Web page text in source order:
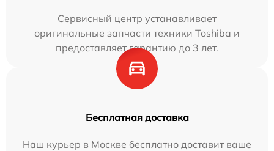
Сервисный центр устанавливает
оригинальные запчасти техники Toshiba и
предоставляет гарантию до 3 лет.
Бесплатная доставка
Наш курьер в Москве бесплатно доставит ваше